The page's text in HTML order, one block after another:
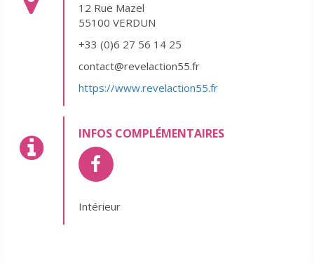
12 Rue Mazel
55100 VERDUN
+33 (0)6 27 56 14 25
contact@revelaction55.fr
https://www.revelaction55.fr
INFOS COMPLÉMENTAIRES
Intérieur